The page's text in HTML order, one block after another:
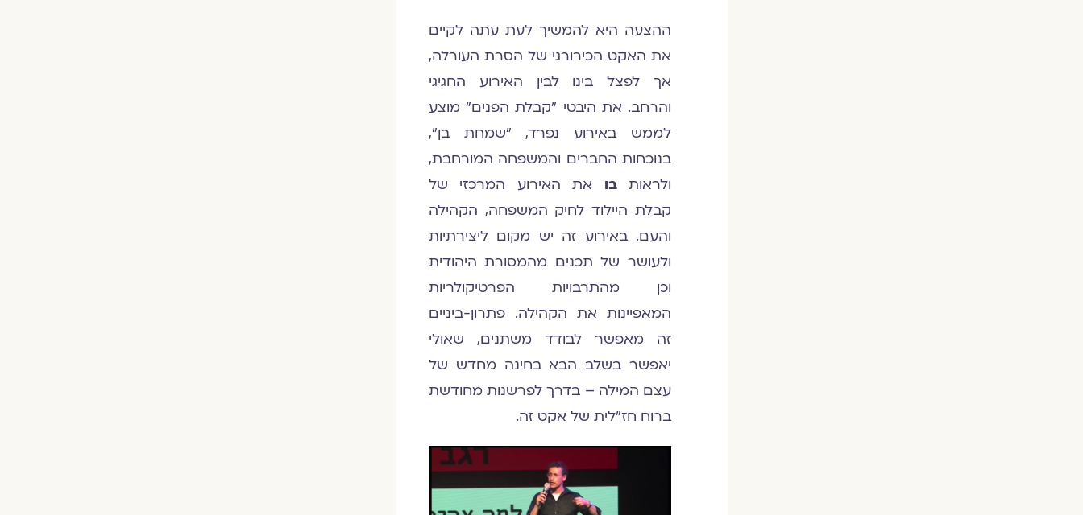
ההצעה היא להמשיך לעת עתה לקיים
את האקט הכירורגי של הסרת העורלה,
אך לפצל בינו לבין האירוע החגיגי
והרחב. את היבטי "קבלת הפנים" מוצע
לממש באירוע נפרד, "שמחת בן",
בנוכחות החברים והמשפחה המורחבת,
ולראותבו את האירוע המרכזי של
קבלת היילוד לחיק המשפחה, הקהילה
והעם. באירוע זה יש מקום ליצירתיות
ולעושר של תכנים מהמסורת היהודית
וכן מהתרבויות הפרטיקולריות
המאפיינות את הקהילה. פתרון-ביניים
זה מאפשר לבודד משתנים, שאולי
יאפשר בשלב הבא בחינה מחדש של
עצם המילה – בדרך לפרשנות מחודשת
ברוח חז"לית של אקט זה.